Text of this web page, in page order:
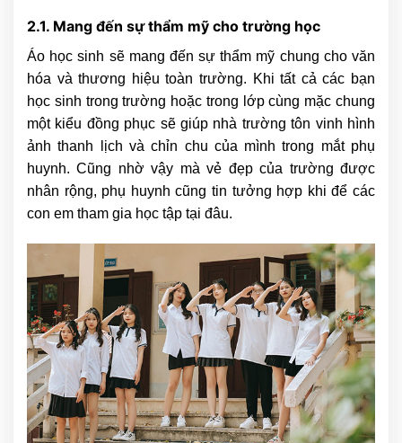
2.1. Mang đến sự thẩm mỹ cho trường học
Áo học sinh sẽ mang đến sự thẩm mỹ chung cho văn
hóa và thương hiệu toàn trường. Khi tất cả các bạn
học sinh trong trường hoặc trong lớp cùng mặc chung
một kiểu đồng phục sẽ giúp nhà trường tôn vinh hình
ảnh thanh lịch và chỉn chu của mình trong mắt phụ
huynh. Cũng nhờ vậy mà vẻ đẹp của trường được
nhân rộng, phụ huynh cũng tin tưởng hợp khi để các
con em tham gia học tập tại đâu.